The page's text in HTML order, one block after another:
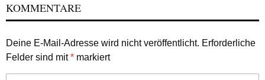
KOMMENTARE
Deine E-Mail-Adresse wird nicht veröffentlicht. Erforderliche
Felder sind mit* markiert